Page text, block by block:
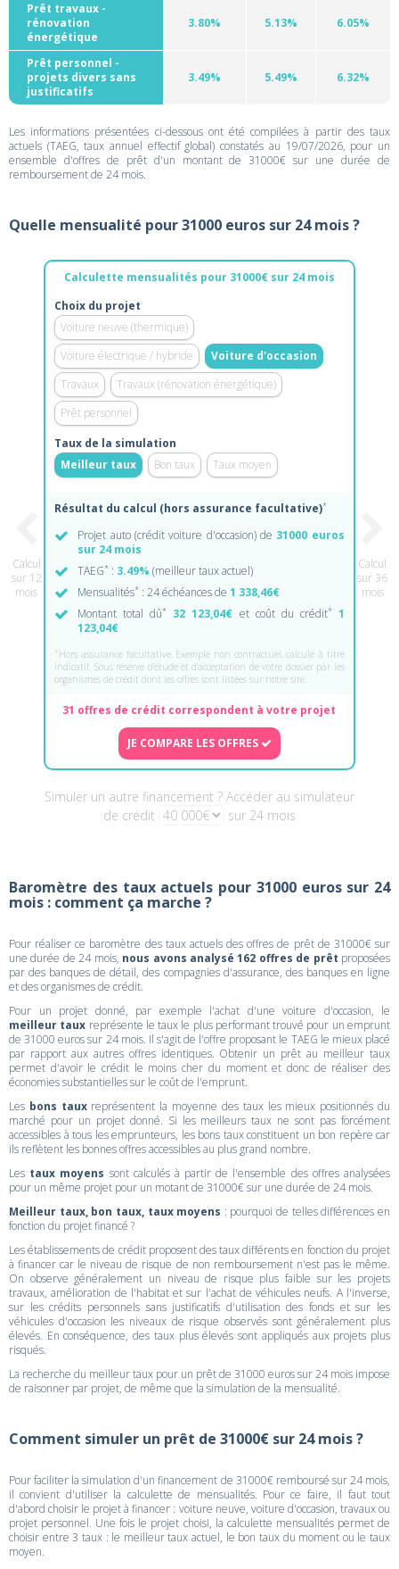
Prêt travaux -
rénovation
énergétique
3.80% 5.13% 6.05%
Prêt personnel -
projets divers sans
justificatifs
3.49% 5.49% 6.32%
Les informations présentées ci-dessous ont été compilées à partir des taux
actuels (TAEG, taux annuel effectif global) constatés au 19/07/2026, pour un
ensemble d'offres de prêt d'un montant de 31000€ sur une durée de
remboursement de 24 mois.
Quelle mensualité pour 31000 euros sur 24 mois ?
Calcul
sur 12
mois
Calculette mensualités pour 31000€ sur 24 mois
Choix du projet
Voiture neuve (thermique)
Voiture électrique / hybride
Voiture d'occasion
Travaux
Travaux (rénovation énergétique)
Prêt personnel
Taux de la simulation
Meilleur taux
Bon taux Taux moyen
Résultat du calcul (hors assurance facultative)*
Projet auto (crédit voiture d'occasion) de 31000 euros
sur 24 mois
TAEG* : 3.49% (meilleur taux actuel)
Mensualités* : 24 échéances de1 338,46€
Montant total dû* 32 123,04€ et coût du crédit* 1
123,04€
* Hors assurance facultative. Exemple non contractuel, calculé à titre
indicatif. Sous réserve d'étude et d'acceptation de votre dossier par les
organismes de crédit dont les offres sont listées sur notre site.
31 offres de crédit correspondent à votre projet
JE COMPARE LES OFFRES
Simuler un autre financement ? Accéder au simulateur
de crédit
sur 24 mois
Calcul
sur 36
mois
Baromètre des taux actuels pour 31000 euros sur 24
mois : comment ça marche ?
Pour réaliser ce baromètre des taux actuels des offres de prêt de 31000€ sur
une durée de 24 mois, nous avons analysé 162 offres de prêt proposées
par des banques de détail, des compagnies d'assurance, des banques en ligne
et des organismes de crédit.
Pour un projet donné, par exemple l'achat d'une voiture d'occasion, le
meilleur taux représente le taux le plus performant trouvé pour un emprunt
de 31000 euros sur 24 mois. Il s'agit de l'offre proposant le TAEG le mieux placé
par rapport aux autres offres identiques. Obtenir un prêt au meilleur taux
permet d'avoir le crédit le moins cher du moment et donc de réaliser des
économies substantielles sur le coût de l'emprunt.
Les bons tauxreprésentent la moyenne des taux les mieux positionnés du
marché pour un projet donné. Si les meilleurs taux ne sont pas forcément
accessibles à tous les emprunteurs, les bons taux constituent un bon repère car
ils reflètent les bonnes offres accessibles au plus grand nombre.
Les taux moyens sont calculés à partir de l'ensemble des offres analysées
pour un même projet pour un motant de 31000€ sur une durée de 24 mois.
Meilleur taux, bon taux, taux moyens : pourquoi de telles différences en
fonction du projet financé ?
Les établissements de crédit proposent des taux différents en fonction du projet
à financer car le niveau de risque de non remboursement n'est pas le même.
On observe généralement un niveau de risque plus faible sur les projets
travaux, amélioration de l'habitat et sur l'achat de véhicules neufs. A l'inverse,
sur les crédits personnels sans justificatifs d'utilisation des fonds et sur les
véhicules d'occasion les niveaux de risque observés sont généralement plus
élevés. En conséquence, des taux plus élevés sont appliqués aux projets plus
risqués.
La recherche du meilleur taux pour un prêt de 31000 euros sur 24 mois impose
de raisonner par projet, de même que la simulation de la mensualité.
Comment simuler un prêt de 31000€ sur 24 mois ?
Pour faciliter la simulation d'un financement de 31000€ remboursé sur 24 mois,
il convient d'utiliser la calculette de mensualités. Pour ce faire, il faut tout
d'abord choisir le projet à financer : voiture neuve, voiture d'occasion, travaux ou
projet personnel. Une fois le projet choisi, la calculette mensualités permet de
choisir entre 3 taux : le meilleur taux actuel, le bon taux du moment ou le taux
moyen.